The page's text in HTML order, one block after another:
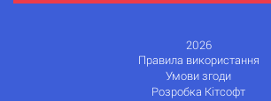
2026
Правила використання
Умови згоди
Розробка Кітсофт